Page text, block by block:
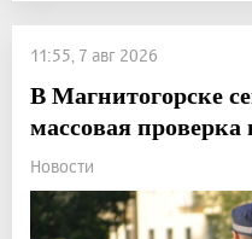
11:55, 7 авг 2026
В Магнитогорске
массовая проверка
Новости